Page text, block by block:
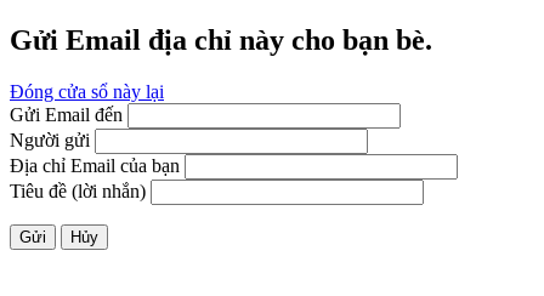
Gửi Email địa chỉ này cho bạn bè.
Đóng cửa sổ này lại
Gửi Email đến
Người gửi
Địa chỉ Email của bạn
Tiêu đề (lời nhắn)
Gửi Hủy